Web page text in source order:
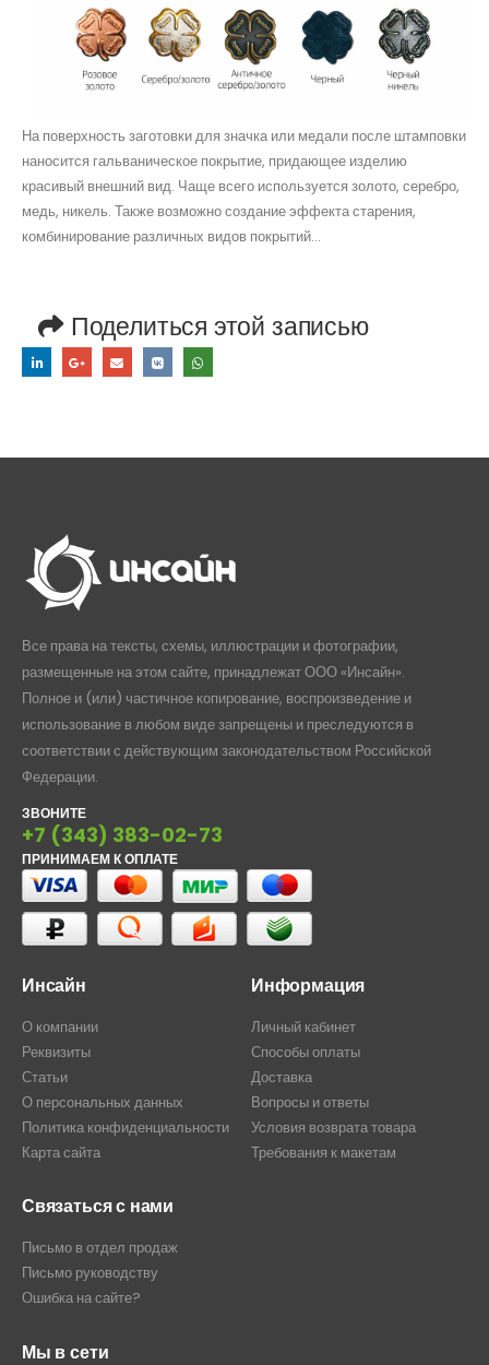
На поверхность заготовки для значка или медали после штамповки
наносится гальваническое покрытие, придающее изделию
красивый внешний вид. Чаще всего используется золото, серебро,
медь, никель. Также возможно создание эффекта старения,
комбинирование различных видов покрытий…
Поделиться этой записью
Все права на тексты, схемы, иллюстрации и фотографии,
размещенные на этом сайте, принадлежат ООО «Инсайн».
Полное и (или) частичное копирование, воспроизведение и
использование в любом виде запрещены и преследуются в
соответствии с действующим законодательством Российской
Федерации.
ЗВОНИТЕ
+7 (343) 383-02-73
ПРИНИМАЕМ К ОПЛАТЕ
Инсайн
О компании
Реквизиты
Статьи
О персональных данных
Политика конфиденциальности
Карта сайта
Информация
Личный кабинет
Способы оплаты
Доставка
Вопросы и ответы
Условия возврата товара
Требования к макетам
Связаться с нами
Письмо в отдел продаж
Письмо руководству
Ошибка на сайте?
Мы в сети